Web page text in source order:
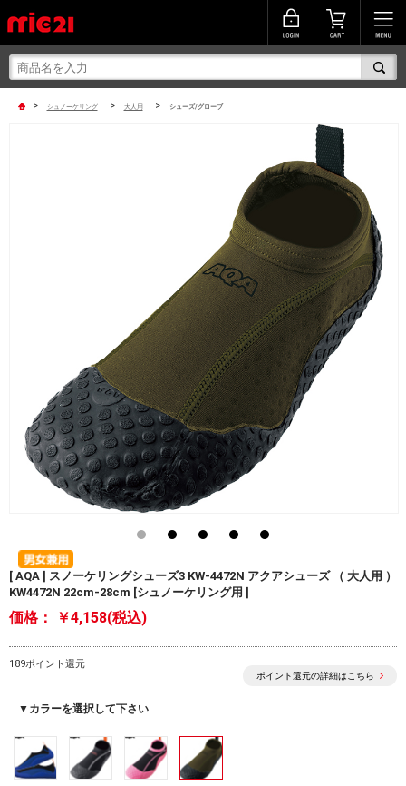
> シュノーケリング > 大人用 > シューズ/グローブ
[ AQA ] スノーケリングシューズ3 KW-4472N アクアシューズ （ 大人用 ）
KW4472N 22cm-28cm [シュノーケリング用 ]
価格： ￥4,158(税込)
189ポイント還元
ポイント還元の詳細はこちら
▼カラーを選択して下さい